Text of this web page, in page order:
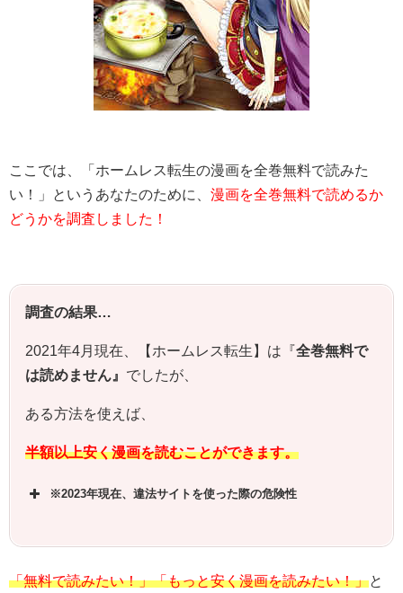
ここでは、「ホームレス転生の漫画を全巻無料で読みた
い！」というあなたのために、 漫画を全巻無料で読めるか
どうかを調査しました！
調査の結果…
2021年4月現在、【ホームレス転生】は『全巻無料で
は読めません』 でしたが、
ある方法を使えば、
半額以上安く漫画を読むことができます。
※2023年現在、違法サイトを使った際の危険性
「無料で読みたい！」「もっと安く漫画を読みたい！」と